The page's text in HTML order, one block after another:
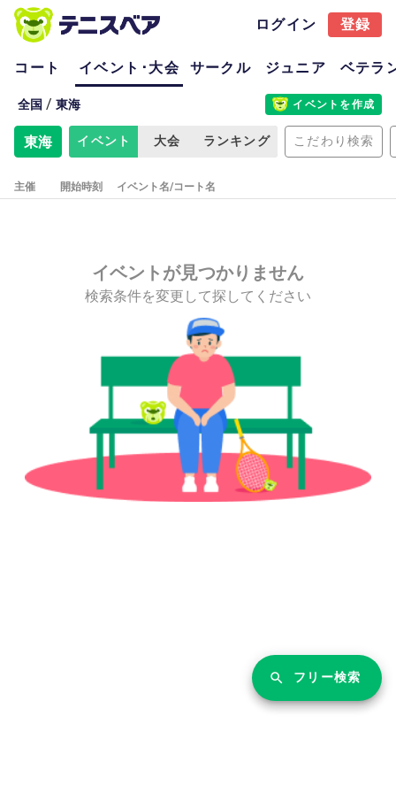
ログイン 登録
コート イベント･大会 サークル ジュニア ベテラ
全国 / 東海 イベントを作成
東海 イベント 大会 ランキング こだわり検索
主催 開始時刻 イベント名/コート名
イベントが見つかりません
検索条件を変更して探してください
フリー検索